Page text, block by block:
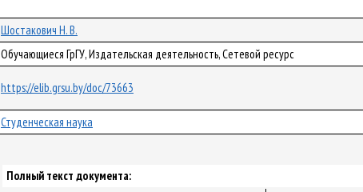
Шостакович Н. В.
Обучающиеся ГрГУ, Издательская деятельность, Сетевой ресурс
https://elib.grsu.by/doc/73663
Студенческая наука
Полный текст документа: